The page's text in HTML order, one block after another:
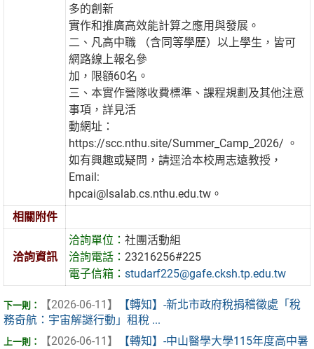
多的創新
實作和推廣高效能計算之應用與發展。
二、凡高中職 （含同等學歷）以上學生，皆可
網路線上報名參
加，限額60名。
三、本實作營隊收費標準、課程規劃及其他注意
事項，詳見活
動網址：
https://scc.nthu.site/Summer_Camp_2026/ 。
如有興趣或疑問，請逕洽本校周志遠教授，
Email:
hpcai@lsalab.cs.nthu.edu.tw。
相關附件
洽詢資訊
洽詢單位：社團活動組
洽詢電話：23216256#225
電子信箱：studarf225@gafe.cksh.tp.edu.tw
【2026-06-11】
【轉知】-新北市政府稅捐稽徵處「稅
務奇航：宇宙解謎行動」租稅 ...
【2026-06-11】
【轉知】-中山醫學大學115年度高中暑